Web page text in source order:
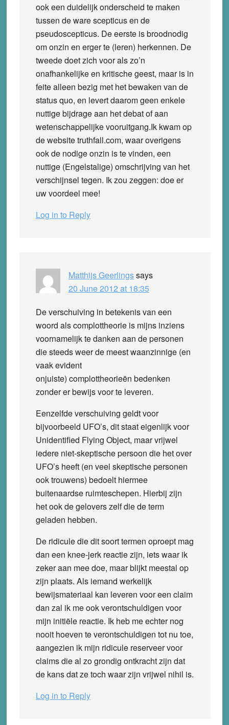
ook een duidelijk onderscheid te maken
tussen de ware scepticus en de
pseudoscepticus. De eerste is broodnodig
om onzin en erger te (leren) herkennen. De
tweede doet zich voor als zo’n
onafhankelijke en kritische geest, maar is in
feite alleen bezig met het bewaken van de
status quo, en levert daarom geen enkele
nuttige bijdrage aan het debat of aan
wetenschappelijke vooruitgang.Ik kwam op
de website truthfall.com, waar overigens
ook de nodige onzin is te vinden, een
nuttige (Engelstalige) omschrijving van het
verschijnsel tegen. Ik zou zeggen: doe er
uw voordeel mee!
Log in to Reply
Matthijs Geerlingssays
20 June 2012 at 18:35
De verschuiving in betekenis van een
woord als complottheorie is mijns inziens
voornamelijk te danken aan de personen
die steeds weer de meest waanzinnige (en
vaak evident
onjuiste) complottheorieën bedenken
zonder er bewijs voor te leveren.
Eenzelfde verschuiving geldt voor
bijvoorbeeld UFO’s, dit staat eigenlijk voor
Unidentified Flying Object, maar vrijwel
iedere niet-skeptische persoon die het over
UFO’s heeft (en veel skeptische personen
ook trouwens) bedoelt hiermee
buitenaardse ruimteschepen. Hierbij zijn
het ook de gelovers zelf die de term
geladen hebben.
De ridicule die dit soort termen oproept mag
dan een knee-jerk reactie zijn, iets waar ik
zeker aan mee doe, maar blijkt meestal op
zijn plaats. Als iemand werkelijk
bewijsmateriaal kan leveren voor een claim
dan zal ik me ook verontschuldigen voor
mijn initiële reactie. Ik heb me echter nog
nooit hoeven te verontschuldigen tot nu toe,
aangezien ik mijn ridicule reserveer voor
claims die al zo grondig ontkracht zijn dat
de kans dat ze toch waar zijn vrijwel nihil is.
Log in to Reply